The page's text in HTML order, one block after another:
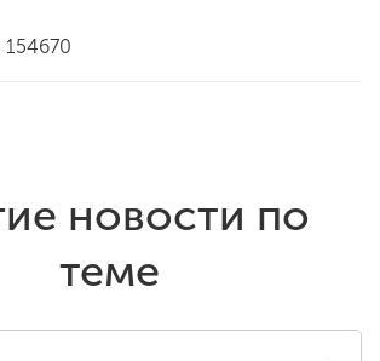
новости по
теме